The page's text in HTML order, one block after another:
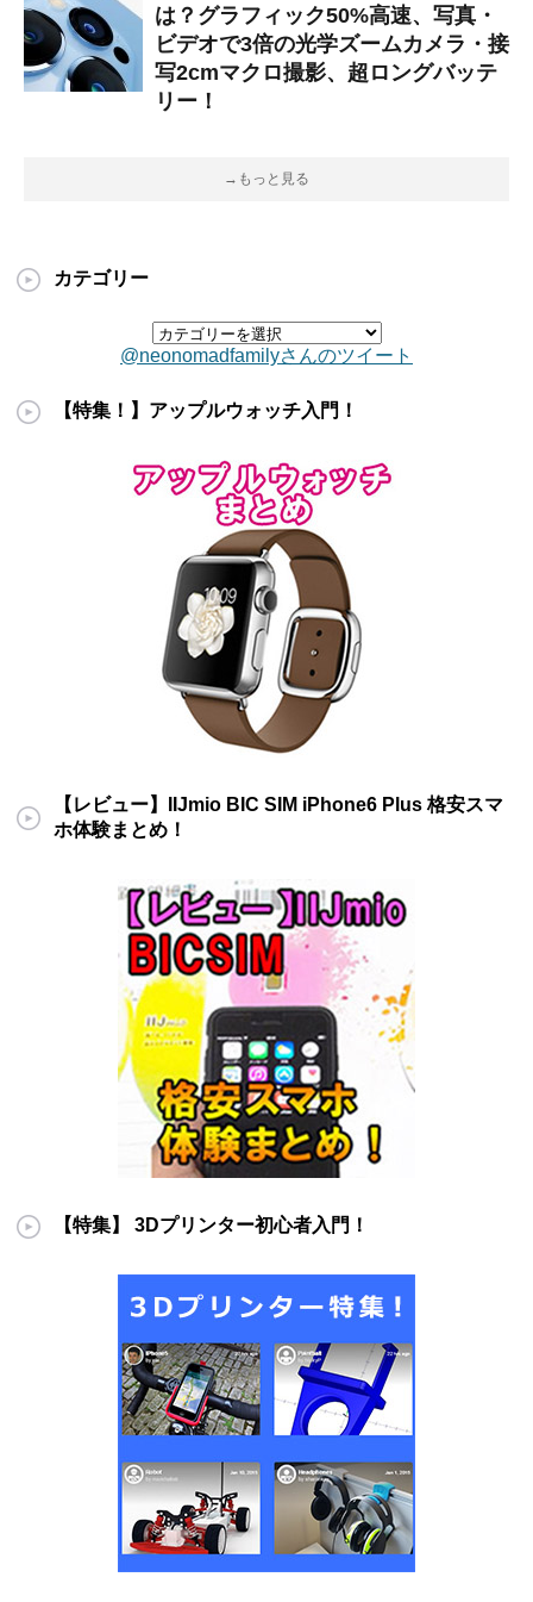
は？グラフィック50%高速、写真・
ビデオで3倍の光学ズームカメラ・接
写2cmマクロ撮影、超ロングバッテ
リー！
→もっと見る
カテゴリー
@neonomadfamilyさんのツイート
【特集！】アップルウォッチ入門！
【レビュー】IIJmio BIC SIM iPhone6 Plus 格安スマ
ホ体験まとめ！
【特集】 3Dプリンター初心者入門！